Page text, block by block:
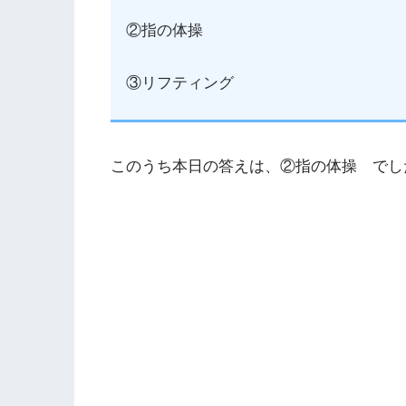
②指の体操
③リフティング
このうち本日の答えは、②指の体操 でし